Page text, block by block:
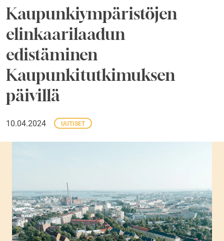
Kaupunkiympäristöjen
elinkaarilaadun
edistäminen
Kaupunkitutkimuksen
päivillä
10.04.2024 UUTISET